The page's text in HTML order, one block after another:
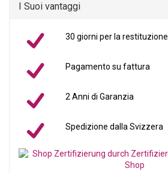
I Suoi vantaggi
30 giorni per la restituzione
Pagamento su fattura
2 Anni di Garanzia
Spedizione dalla Svizzera